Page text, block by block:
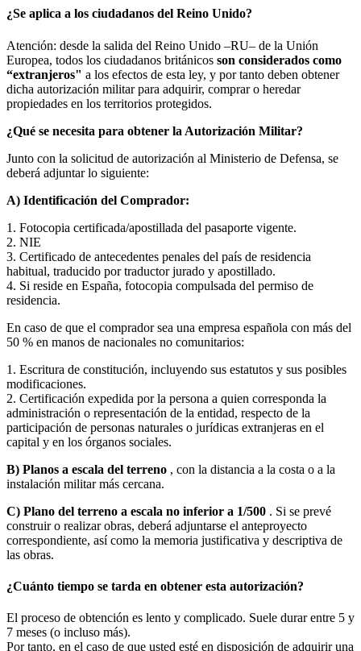
¿Se aplica a los ciudadanos del Reino Unido?
Atención: desde la salida del Reino Unido –RU– de la Unión
Europea, todos los ciudadanos británicos son considerados como
“extranjeros" a los efectos de esta ley, y por tanto deben obtener
dicha autorización militar para adquirir, comprar o heredar
propiedades en los territorios protegidos.
¿Qué se necesita para obtener la Autorización Militar?
Junto con la solicitud de autorización al Ministerio de Defensa, se
deberá adjuntar lo siguiente:
A) Identificación del Comprador:
1. Fotocopia certificada/apostillada del pasaporte vigente.
2. NIE
3. Certificado de antecedentes penales del país de residencia
habitual, traducido por traductor jurado y apostillado.
4. Si reside en España, fotocopia compulsada del permiso de
residencia.
En caso de que el comprador sea una empresa española con más del
50 % en manos de nacionales no comunitarios:
1. Escritura de constitución, incluyendo sus estatutos y sus posibles
modificaciones.
2. Certificación expedida por la persona a quien corresponda la
administración o representación de la entidad, respecto de la
participación de personas naturales o jurídicas extranjeras en el
capital y en los órganos sociales.
B) Planos a escala del terreno , con la distancia a la costa o a la
instalación militar más cercana.
C) Plano del terreno a escala no inferior a 1/500 . Si se prevé
construir o realizar obras, deberá adjuntarse el anteproyecto
correspondiente, así como la memoria justificativa y descriptiva de
las obras.
¿Cuánto tiempo se tarda en obtener esta autorización?
El proceso de obtención es lento y complicado. Suele durar entre 5 y
7 meses (o incluso más).
Por tanto, en el caso de que usted esté en disposición de adquirir una